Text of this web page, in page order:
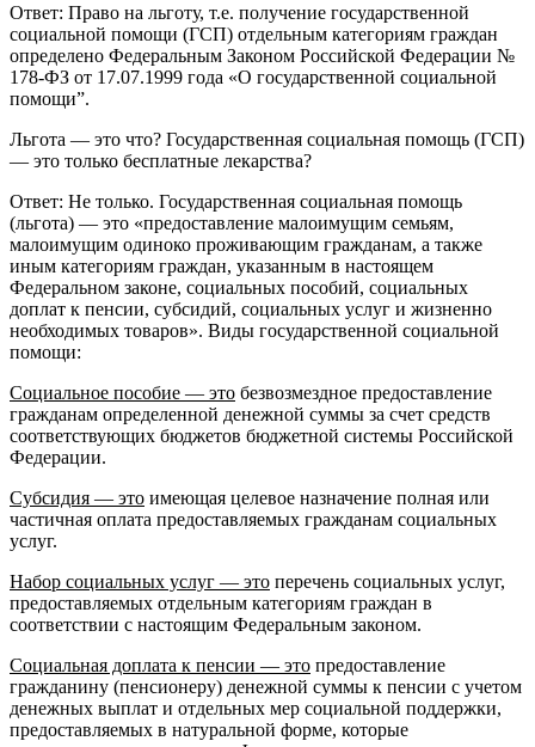
Ответ: Право на льготу, т.е. получение государственной
социальной помощи (ГСП) отдельным категориям граждан
определено Федеральным Законом Российской Федерации №
178-ФЗ от 17.07.1999 года «О государственной социальной
помощи”.
Льгота — это что? Государственная социальная помощь (ГСП)
— это только бесплатные лекарства?
Ответ: Не только. Государственная социальная помощь
(льгота) — это «предоставление малоимущим семьям,
малоимущим одиноко проживающим гражданам, а также
иным категориям граждан, указанным в настоящем
Федеральном законе, социальных пособий, социальных
доплат к пенсии, субсидий, социальных услуг и жизненно
необходимых товаров». Виды государственной социальной
помощи:
Социальное пособие — это безвозмездное предоставление
гражданам определенной денежной суммы за счет средств
соответствующих бюджетов бюджетной системы Российской
Федерации.
Субсидия — это имеющая целевое назначение полная или
частичная оплата предоставляемых гражданам социальных
услуг.
Набор социальных услуг — это перечень социальных услуг,
предоставляемых отдельным категориям граждан в
соответствии с настоящим Федеральным законом.
Социальная доплата к пенсии — это предоставление
гражданину (пенсионеру) денежной суммы к пенсии с учетом
денежных выплат и отдельных мер социальной поддержки,
предоставляемых в натуральной форме, которые